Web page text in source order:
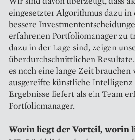
eingesetzter Algorithmus dazu in
bessere
erfahrenen Portfoliomanager zu
dazu in der Lage sind, zeigen
überdurchschnittlichen
es noch eine lange Zeit brauchen
ausgereifte künstliche Intelligenz
Ergebnisse liefert als ein Team
Portfoliomanager.
Worin liegt der Vorteil, worin